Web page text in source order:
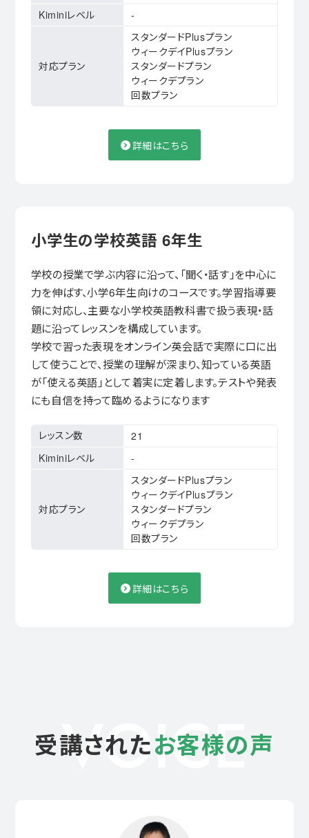
Kiminiレベル
-
対応プラン
スタンダードPlusプラン
ウィークデイPlusプラン
スタンダードプラン
ウィークデプラン
回数プラン
詳細はこちら
小学生の学校英語 6年生
学校の授業で学ぶ内容に沿って、「聞く・話す」を中心に
力を伸ばす、小学6年生向けのコースです。学習指導要
領に対応し、主要な小学校英語教科書で扱う表現・話
題に沿ってレッスンを構成しています。
学校で習った表現をオンライン英会話で実際に口に出
して使うことで、授業の理解が深まり、知っている英語
が「使える英語」として着実に定着します。テストや発表
にも自信を持って臨めるようになります
レッスン数
21
Kiminiレベル
-
対応プラン
スタンダードPlusプラン
ウィークデイPlusプラン
スタンダードプラン
ウィークデプラン
回数プラン
詳細はこちら
VOICE
受講されたお客様の声